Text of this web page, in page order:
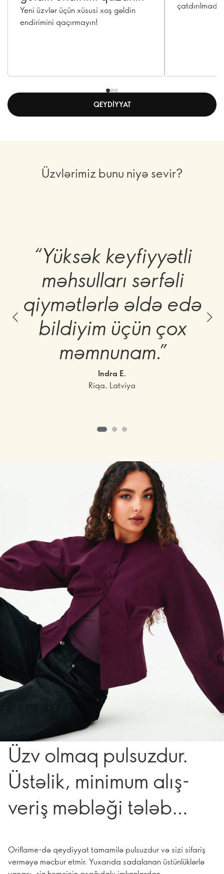
Yeni üzvlər üçün xüsusi xoş gəldin
endirimini qaçırmayın!
QEYDIYYAT
Üzvlərimiz bunu niyə sevir?
“Yüksək keyfiyyətli
məhsulları sərfəli
qiymətlərlə əldə edə
bildiyim üçün çox
məmnunam.”
Indra E.
Riqa, Latviya
Üzv olmaq pulsuzdur.
Üstəlik, minimum alış-
veriş məbləği tələb
Oriflame-də qeydiyyat tamamilə pulsuzdur və sizi sifariş
verməyə məcbur etmir. Yuxarıda sadalanan üstünlüklərlə